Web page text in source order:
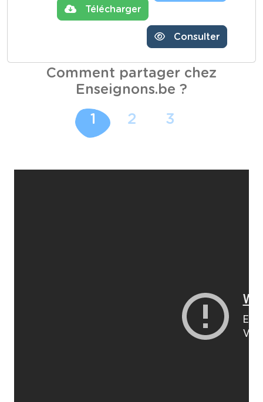
Télécharger
Consulter
Comment partager chez
Enseignons.be ?
1 2 3